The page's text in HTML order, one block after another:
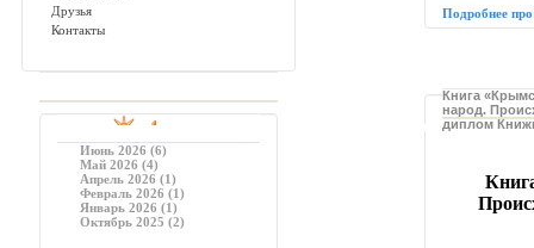
Друзья
Контакты
Июнь 2026 (6)
Май 2026 (4)
Апрель 2026 (1)
Февраль 2026 (1)
Январь 2026 (1)
Октябрь 2025 (2)
Подробнее
Книга
народ.
диплом